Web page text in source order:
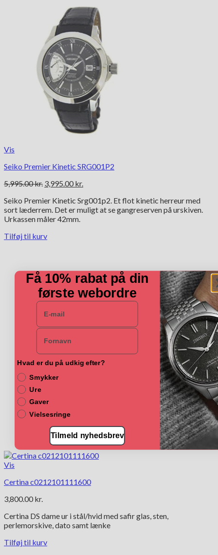
Vis
Seiko Premier Kinetic SRG001P2
5,995.00kr. Den
pris
var:
5,995.00 kr..
3,995.00 kr.
pris
er:
Seiko Premier Kinetic Srg001p2. Et flot kinetic herreur med
sort læderrem. Det er muligt at se gangreserven på urskiven.
Urkassen måler 42mm.
Tilføj til kurv
Vis
Certina c0212101111600
3,800.00 kr.
Certina DS dame ur i stål/hvid med safir glas, sten,
perlemorskive, dato samt lænke
Tilføj til kurv
Få 10% rabat på din
første webordre
E-mail
Navn
Hvad er du på udkig efter?
Smykker
Ure
Gaver
Vielsesringe
Tilmeld nyhedsbrev